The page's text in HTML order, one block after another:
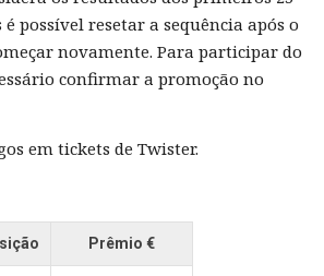
possível resetar a sequência após o
novamente. Para participar do
confirmar a promoção no
em tickets de Twister.
Prêmio €